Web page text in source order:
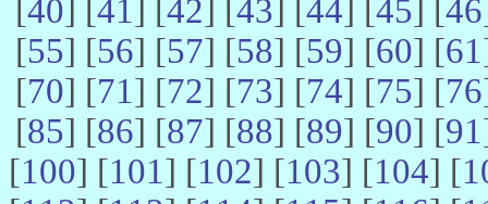
[40] [41] [42] [43] [44] [45] [46
[55] [56] [57] [58] [59] [60] [61
[70] [71] [72] [73] [74] [75] [76
[85] [86] [87] [88] [89] [90] [91
[100] [101] [102] [103] [104] [